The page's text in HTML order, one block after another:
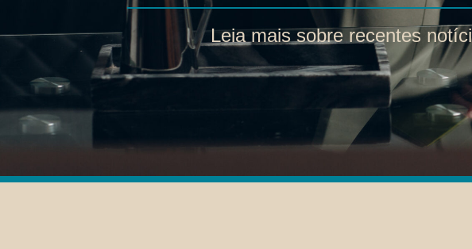
Leia mais sobre recentes